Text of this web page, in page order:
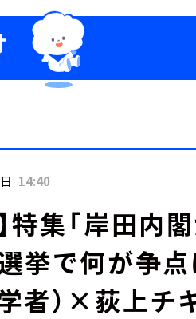
14:40
特集「岸田
挙で何が争
学者）×荻上